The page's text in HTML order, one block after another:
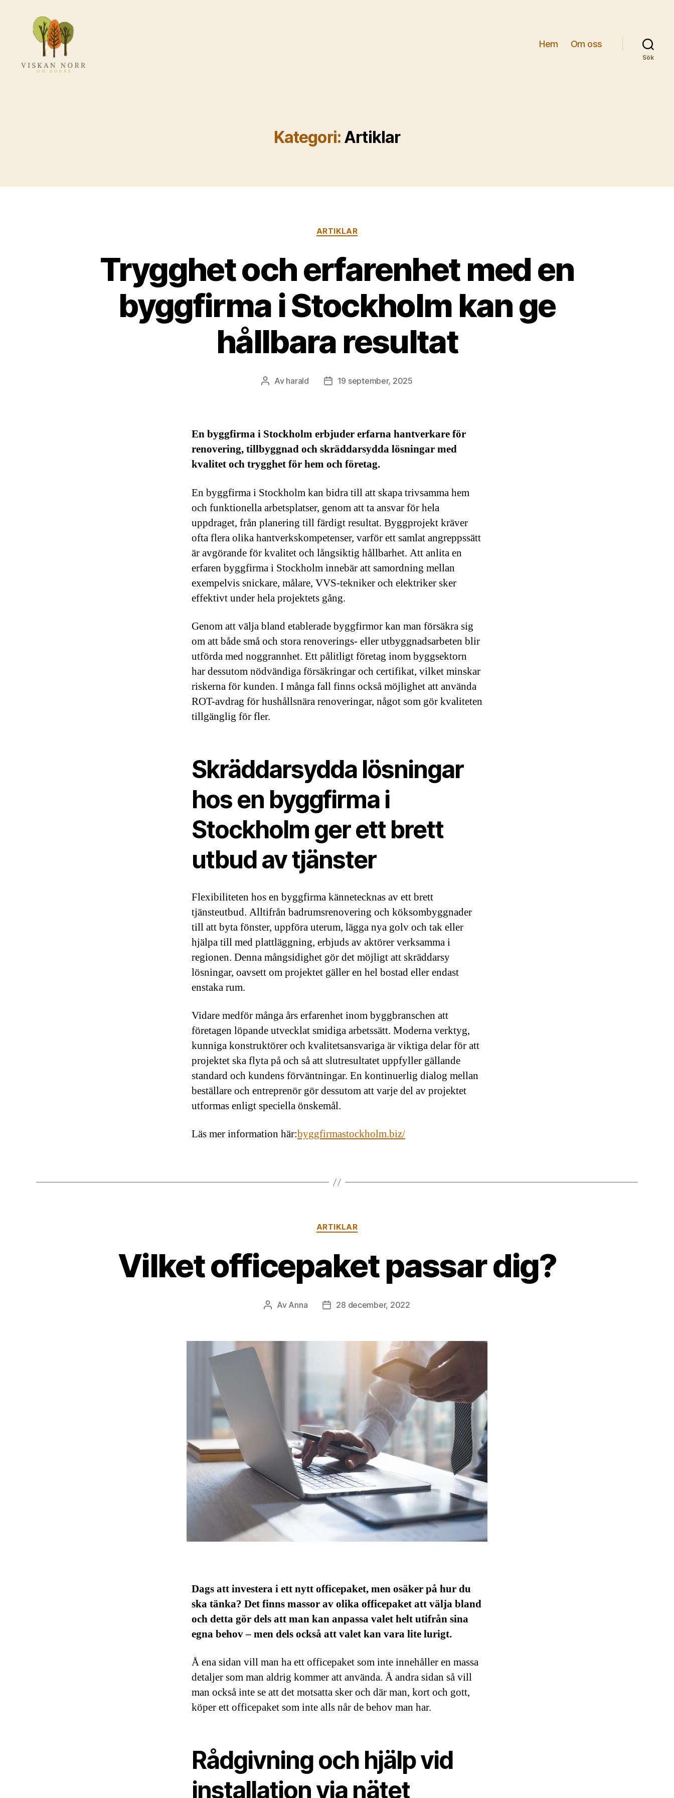
Hem Om oss
Sök
Kategori: Artiklar
Kategorier
ARTIKLAR
Trygghet och erfarenhet med en
byggfirma i Stockholm kan ge
hållbara resultat
Inläggsförfattare
Av harald Inläggsdatum
19 september, 2025
En byggfirma i Stockholm erbjuder erfarna hantverkare för
renovering, tillbyggnad och skräddarsydda lösningar med
kvalitet och trygghet för hem och företag.
En byggfirma i Stockholm kan bidra till att skapa trivsamma hem
och funktionella arbetsplatser, genom att ta ansvar för hela
uppdraget, från planering till färdigt resultat. Byggprojekt kräver
ofta flera olika hantverkskompetenser, varför ett samlat angreppssätt
är avgörande för kvalitet och långsiktig hållbarhet. Att anlita en
erfaren byggfirma i Stockholm innebär att samordning mellan
exempelvis snickare, målare, VVS-tekniker och elektriker sker
effektivt under hela projektets gång.
Genom att välja bland etablerade byggfirmor kan man försäkra sig
om att både små och stora renoverings- eller utbyggnadsarbeten blir
utförda med noggrannhet. Ett pålitligt företag inom byggsektorn
har dessutom nödvändiga försäkringar och certifikat, vilket minskar
riskerna för kunden. I många fall finns också möjlighet att använda
ROT-avdrag för hushållsnära renoveringar, något som gör kvaliteten
tillgänglig för fler.
Skräddarsydda lösningar
hos en byggfirma i
Stockholm ger ett brett
utbud av tjänster
Flexibiliteten hos en byggfirma kännetecknas av ett brett
tjänsteutbud. Alltifrån badrumsrenovering och köksombyggnader
till att byta fönster, uppföra uterum, lägga nya golv och tak eller
hjälpa till med plattläggning, erbjuds av aktörer verksamma i
regionen. Denna mångsidighet gör det möjligt att skräddarsy
lösningar, oavsett om projektet gäller en hel bostad eller endast
enstaka rum.
Vidare medför många års erfarenhet inom byggbranschen att
företagen löpande utvecklat smidiga arbetssätt. Moderna verktyg,
kunniga konstruktörer och kvalitetsansvariga är viktiga delar för att
projektet ska flyta på och så att slutresultatet uppfyller gällande
standard och kundens förväntningar. En kontinuerlig dialog mellan
beställare och entreprenör gör dessutom att varje del av projektet
utformas enligt speciella önskemål.
Läs mer information här:byggfirmastockholm.biz/
Kategorier
ARTIKLAR
Vilket officepaket passar dig?
Inläggsförfattare
Av Anna Inläggsdatum
28 december, 2022
Dags att investera i ett nytt officepaket, men osäker på hur du
ska tänka? Det finns massor av olika officepaket att välja bland
och detta gör dels att man kan anpassa valet helt utifrån sina
egna behov – men dels också att valet kan vara lite lurigt.
Å ena sidan vill man ha ett officepaket som inte innehåller en massa
detaljer som man aldrig kommer att använda. Å andra sidan så vill
man också inte se att det motsatta sker och där man, kort och gott,
köper ett officepaket som inte alls når de behov man har.
Rådgivning och hjälp vid
installation via nätet